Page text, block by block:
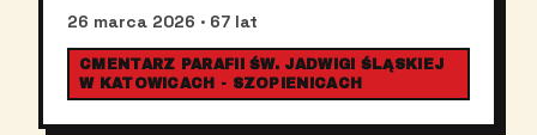
26 marca 2026 · 67 lat
CMENTARZ PARAFII ŚW. JADWIGI ŚLĄSKIEJ
W KATOWICACH - SZOPIENICACH